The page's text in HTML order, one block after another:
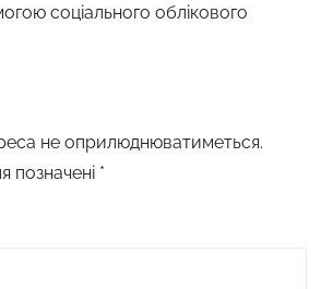
соціального облікового
не оприлюднюватиметься.
позначені *